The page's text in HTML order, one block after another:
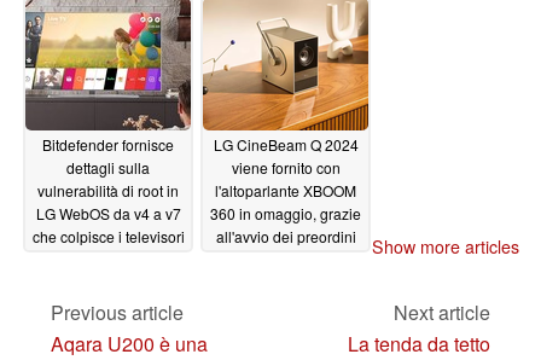
04/24/2024
Bitdefender fornisce
dettagli sulla
vulnerabilità di root in
LG WebOS da v4 a v7
che colpisce i televisori
04/10/2024
LG CineBeam Q 2024
viene fornito con
l'altoparlante XBOOM
360 in omaggio, grazie
all'avvio dei preordini
Show more articles
Previous article
Aqara U200 è una
Next article
La tenda da tetto